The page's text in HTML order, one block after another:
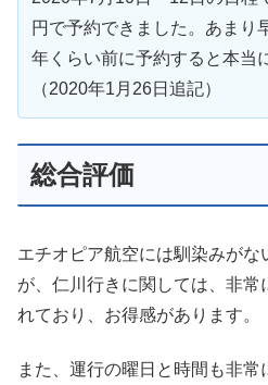
円で予約できました。あまり
年くらい前に予約すると本当
（2020年1月26日追記）
総合評価
エチオピア航空には馴染みが
が、仁川行きに関しては、非
れており、お得感があります。
また、運行の曜日と時間も非